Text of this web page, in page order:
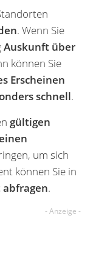
. Wenn Sie
Auskunft über
können Sie
Erscheinen
schnell.
gültigen
um sich
können Sie in
.